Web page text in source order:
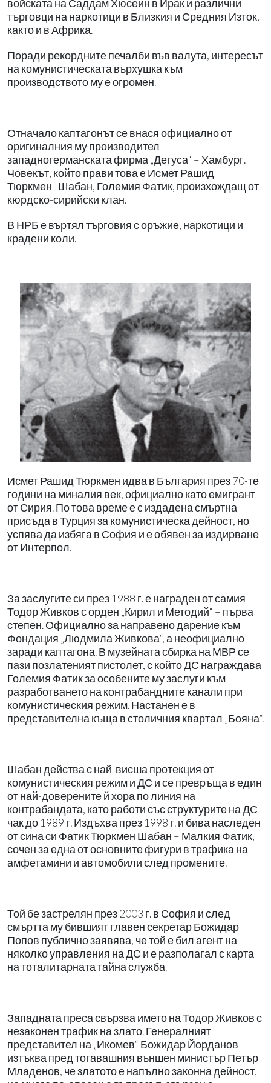
войската на Саддам Хюсеин в Ирак и различни
търговци на наркотици в Близкия и Средния Изток,
както и в Африка.
Поради рекордните печалби във валута, интересът
на комунистическата върхушка към
производството му е огромен.
Отначало каптагонът се внася официално от
оригиналния му производител –
западногерманската фирма „Дегуса“ – Хамбург.
Човекът, който прави това е Исмет Рашид
Тюркмен–Шабан, Големия Фатик, произхождащ от
кюрдско-сирийски клан.
В НРБ е въртял търговия с оръжие, наркотици и
крадени коли.
Исмет Рашид Тюркмен идва в България през 70-те
години на миналия век, официално като емигрант
от Сирия. По това време е с издадена смъртна
присъда в Турция за комунистическа дейност, но
успява да избяга в София и е обявен за издирване
от Интерпол.
За заслугите си през 1988 г. е награден от самия
Тодор Живков с орден „Кирил и Методий“ – първа
степен. Официално за направено дарение към
Фондация „Людмила Живкова“, а неофициално –
заради каптагона. В музейната сбирка на МВР се
пази позлатеният пистолет, с който ДС награждава
Големия Фатик за особените му заслуги към
разработването на контрабандните канали при
комунистическия режим. Настанен е в
представителна къща в столичния квартал „Бояна“.
Шабан действа с най-висша протекция от
комунистическия режим и ДС и се превръща в един
от най-доверените й хора по линия на
контрабандата, като работи със структурите на ДС
чак до 1989 г. Издъхва през 1998 г. и бива наследен
от сина си Фатик Тюркмен Шабан – Малкия Фатик,
сочен за една от основните фигури в трафика на
амфетамини и автомобили след промените.
Той бе застрелян през 2003 г. в София и след
смъртта му бившият главен секретар Божидар
Попов публично заявява, че той е бил агент на
няколко управления на ДС и е разполагал с карта
на тоталитарната тайна служба.
Западната преса свързва името на Тодор Живков с
незаконен трафик на злато. Генералният
представител на „Икомев“ Божидар Йорданов
изтъква пред тогавашния външен министър Петър
Младенов, че златото е напълно законна дейност,